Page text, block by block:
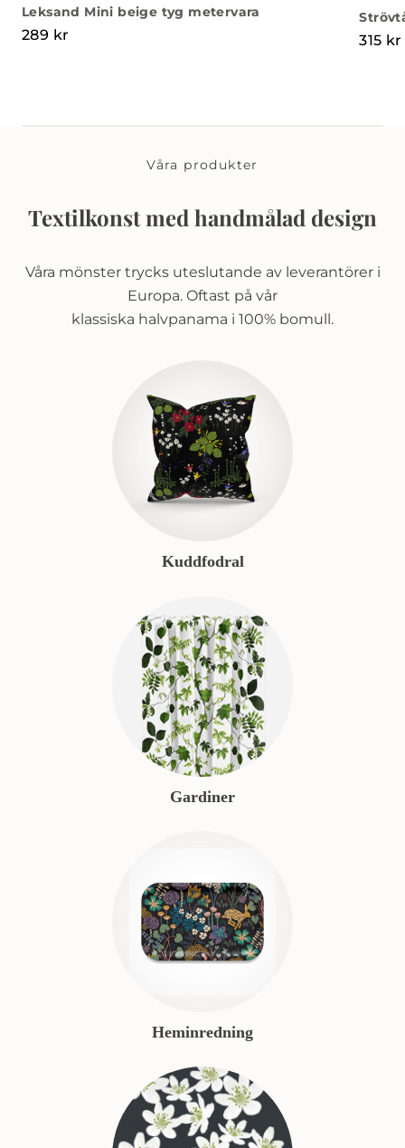
Leksand Mini beige tyg metervara
289 kr 315 kr
Våra produkter
Textilkonst med handmålad design
Våra mönster trycks uteslutande av leverantörer i
Europa. Oftast på vår
klassiska halvpanama i 100% bomull.
Kuddfodral
Gardiner
Heminredning